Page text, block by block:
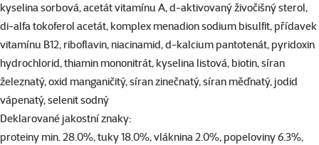
kyselina sorbová, acetát vitamínu A, d-aktivovaný živočišný sterol,
di-alfa tokoferol acetát, komplex menadion sodium bisulfit, přídavek
vitamínu B12, riboflavin, niacinamid, d-kalcium pantotenát, pyridoxin
hydrochlorid, thiamin mononitrát, kyselina listová, biotin, síran
železnatý, oxid manganičitý, síran zinečnatý, síran měďnatý, jodid
vápenatý, selenit sodný
Deklarované jakostní znaky:
proteiny min. 28.0%, tuky 18.0%, vláknina 2.0%, popeloviny 6.3%,